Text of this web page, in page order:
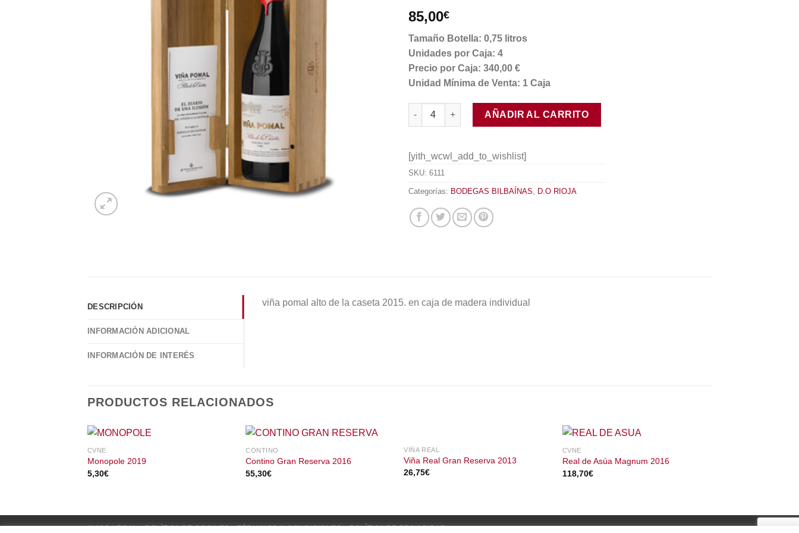
85,00€
Tamaño Botella: 0,75 litros
Unidades por Caja: 4
Precio por Caja: 340,00 €
Unidad Mínima de Venta: 1 Caja
Viña Pomal Alto de la Caseta 2015 cantidad
AÑADIR AL CARRITO
[yith_wcwl_add_to_wishlist]
SKU: 6111
Categorías: BODEGAS BILBAÍNAS D.O RIOJA
DESCRIPCIÓN
INFORMACIÓN ADICIONAL
INFORMACIÓN DE INTERÉS
viña pomal alto de la caseta 2015. en caja de madera individual
PRODUCTOS RELACIONADOS
CVNE
Monopole 2019
5,30€
CONTINO
Contino Gran Reserva 2016
55,30€
VIÑA REAL
Viña Real Gran Reserva 2013
26,75€
CVNE
Real de Asúa Magnum 2016
118,70€
AVISO LEGAL POLÍTICA DE COOKIES TÉRMINOS Y CONDICIONES POLÍTICA DE PRIVACIDAD